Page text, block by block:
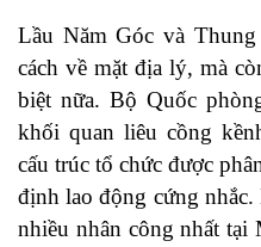
Lầu Năm Góc và
cách về mặt địa lý, mà
biệt nữa. Bộ Quốc
khối quan liêu cồng
cấu trúc tổ chức được
định lao động cứng
nhiều nhân công nhất tại